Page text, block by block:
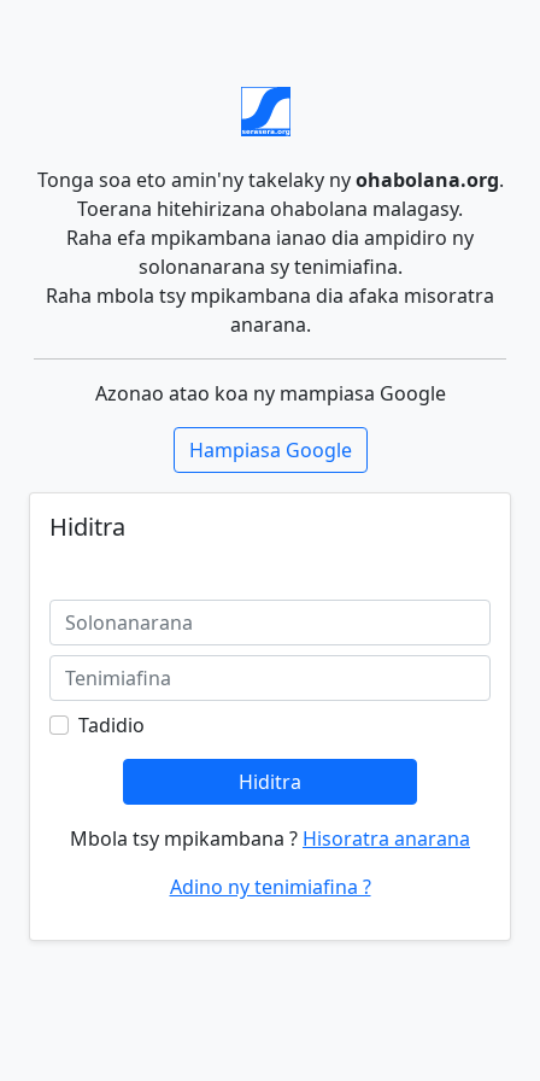
Tonga soa eto amin'ny takelaky nyohabolana.org.
Toerana hitehirizana ohabolana malagasy.
Raha efa mpikambana ianao dia ampidiro ny
solonanarana sy tenimiafina.
Raha mbola tsy mpikambana dia afaka misoratra
anarana.
Azonao atao koa ny mampiasa Google
Hampiasa Google
Hiditra
Tadidio
Hiditra
Mbola tsy mpikambana ? Hisoratra anarana
Adino ny tenimiafina ?